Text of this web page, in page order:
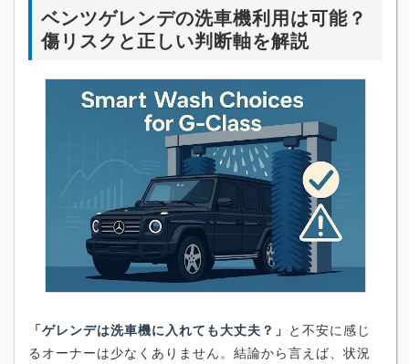
ベンツゲレンデの洗車機利用は可能？
傷リスクと正しい判断軸を解説
「ゲレンデは洗車機に入れても大丈夫？」 と不安に感じ
るオーナーは少なくありません。結論から言えば、状況